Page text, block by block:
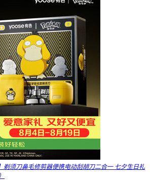
剃须刀鼻毛修剪器便携电动刮胡刀二合一 七夕生日礼